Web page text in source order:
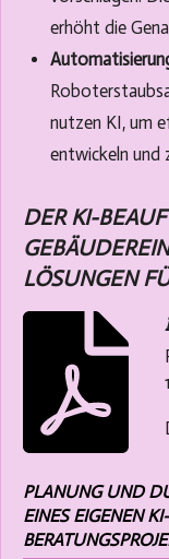
erhöht die
nutzen KI, um
entwickeln und
DER KI-
LÖSUNGEN
PLANUNG UND
EINES EIGENEN KI-